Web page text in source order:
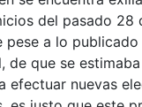
del pasado 28
pese a lo publicado
de que se
efectuar nuevas